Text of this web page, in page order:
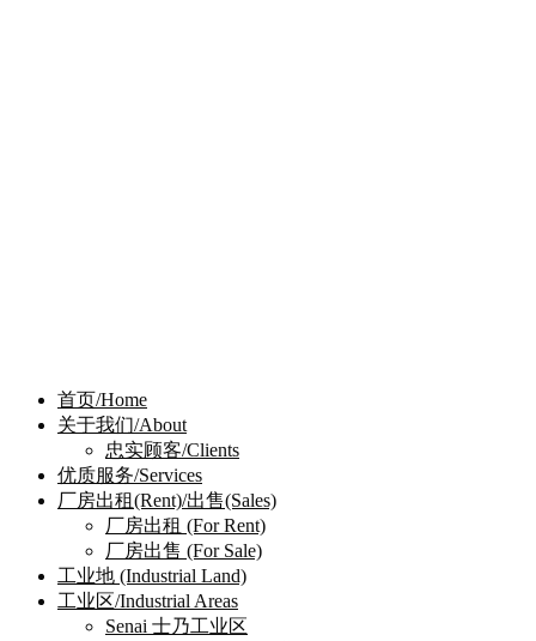
首页/Home
关于我们/About
忠实顾客/Clients
优质服务/Services
厂房出租(Rent)/出售(Sales)
厂房出租 (For Rent)
厂房出售 (For Sale)
工业地 (Industrial Land)
工业区/Industrial Areas
Senai 士乃工业区